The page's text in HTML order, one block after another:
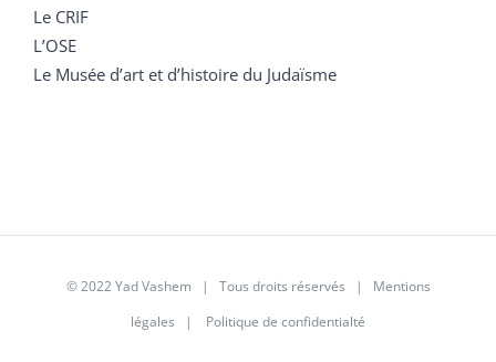
Le CRIF
L’OSE
Le Musée d’art et d’histoire du Judaïsme
© 2022 Yad Vashem | Tous droits réservés | Mentions
légales | Politique de confidentialté